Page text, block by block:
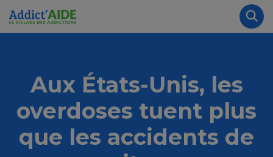
Aller au contenu principal
Aux États-Unis, les
overdoses tuent plus
que les accidents de
Panneau de gestion des cookies